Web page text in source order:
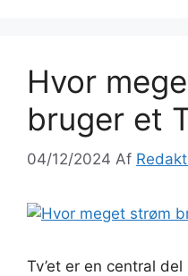
Hvor
bruger et
04/12/2024 Af
Tv’et er en central